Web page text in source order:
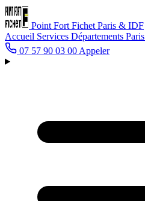
Point Fort Fichet Paris & IDF
Accueil Services Départements Paris
07 57 90 03 00 Appeler